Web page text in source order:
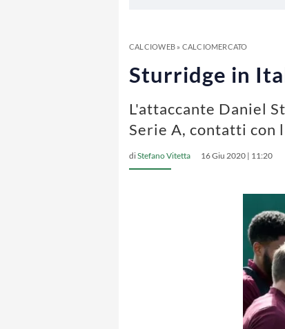
CALCIOWEB» CALCIOMERCATO
Sturridge in
L'attaccante Daniel
Serie A, contatti con
diStefano Vitetta 16 Giu 2020 | 11:20